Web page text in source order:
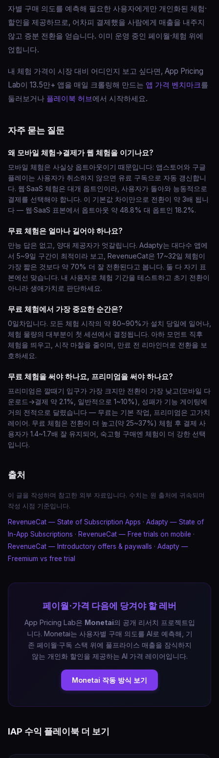
자별 구매 의도를 예측해 필요한 사용자에게만 개인화된 체험·
할인을 제공하므로, 어차피 결제했을 사람에게 매출을 내주지
않고 증분 전환을 얻습니다. 이미 운영 중인 페이월·체험 위에
얹힙니다.
내 체험 가격이 시장 대비 어디인지 보고 싶다면, App Pricing
Lab이 13.5만+ 앱을 매일 크롤링해 만드는 앱 가격 벤치마크를
둘러보거나 플레이북 허브에서 시작하세요.
자주 묻는 질문
왜 모바일 체험→결제가 웹 체험을 이기나요?
모바일 체험은 사실상 옵트아웃이기 때문입니다: 앱스토어와 구글
플레이는 사용자가 취소하지 않으면 유료 구독으로 자동 갱신합니
다. 웹·SaaS 체험은 대개 옵트인이라, 사용자가 돌아와 능동적으로
결제를 선택해야 합니다. 이 기본값 차이만으로 전환이 약 3배 됩니
다 — 웹·SaaS 표본에서 옵트아웃 약 48.8% 대 옵트인 18.2%.
무료 체험은 얼마나 길어야 하나요?
만능 답은 없고, 양대 제공자가 엇갈립니다. Adapty는 대다수 앱에
서 5~9일 구간이 최적이라 보고, RevenueCat은 17~32일 체험이
가장 짧은 것보다 약 70% 더 잘 전환된다고 봅니다. 둘 다 자기 표
본에선 맞습니다. 내 사용자로 체험 기간을 테스트하고 초기 전환이
아니라 생애가치로 판단하세요.
무료 체험에서 가장 중요한 순간은?
0일차입니다. 모든 체험 시작의 약 80~90%가 설치 당일에 일어나,
체험 물량의 대부분이 첫 세션에서 결정됩니다. 아하 모먼트 직후
체험을 띄우고, 시작 마찰을 줄이며, 만료 전 리마인더로 전환을 보
호하세요.
무료 체험을 써야 하나요, 프리미엄을 써야 하나요?
프리미엄은 깔때기 입구가 가장 크지만 전환이 가장 낮고(모바일 다
운로드→결제 약 2.1%, 일반적으로 1~10%), 성패가 기능 게이팅에
거의 전적으로 달렸습니다 — 무료는 기본 작업, 프리미엄은 고가치
레이어. 무료 체험은 전환이 더 높고(약 25~37%) 체험 후 결제 사
용자가 1.4~1.7배 잘 유지되어, 숙고형 구매엔 체험이 더 강한 선택
입니다.
출처
이 글을 작성하며 참고한 외부 자료입니다. 수치는 원 출처에 귀속되며
작성 시점 기준입니다.
RevenueCat — State of Subscription Apps · Adapty — State of
In-App Subscriptions · RevenueCat — Free trials on mobile ·
RevenueCat — Introductory offers & paywalls · Adapty —
Freemium vs free trial
페이월·가격 다음에 당겨야 할 레버
App Pricing Lab은 Monetai의 공개 리서치 프로젝트입
니다. Monetai는 사용자별 구매 의도를 AI로 예측해, 기
존 페이월·구독 스택 위에 풀프라이스 매출을 잠식하지
않는 개인화 할인을 제공하는 AI 가격 레이어입니다.
Monetai 작동 방식 보기
IAP 수익 플레이북 더 보기